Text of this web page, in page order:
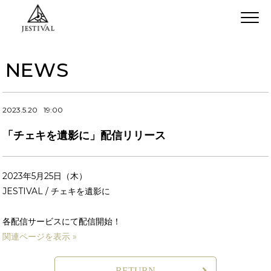
NEWS
2023.5.20 19:00
「チェキを遺影に」配信リリース
2023年5月25日（木）
JESTIVAL / チェキを遺影に
各配信サービスにて配信開始！
関連ページを表示 »